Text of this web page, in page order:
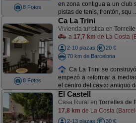
8 Fotos
en zona contigua a un club
pistas de tenis, frontón, squ
8 Fotos
Ca La Trini
Vivienda turística en
a 17,7 km de La Costa
2-10 plazas
20 €
70 km de Barcelona
Ca La Trini se
empezó a reformar a
el centro del casco antiguo
El Castell
Casa Rural en Torrelles de
17,8 km de La Costa
2-13 plazas
30 €